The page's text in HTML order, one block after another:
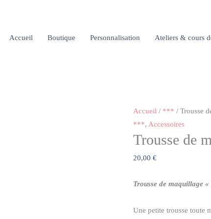
Accueil Boutique Personnalisation Ateliers & cours
Accueil / *** / Trousse
***, Accessoires
Trousse de
20,00 €
Trousse de maquillage
Une petite trousse toute